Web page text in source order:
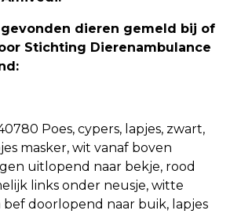
dieren gemeld bij of
Stichting Dierenambulance
Poes, cypers, lapjes, zwart,
masker, wit vanaf boven
uitlopend naar bekje, rood
links onder neusje, witte
bef doorlopend naar buik, lapjes